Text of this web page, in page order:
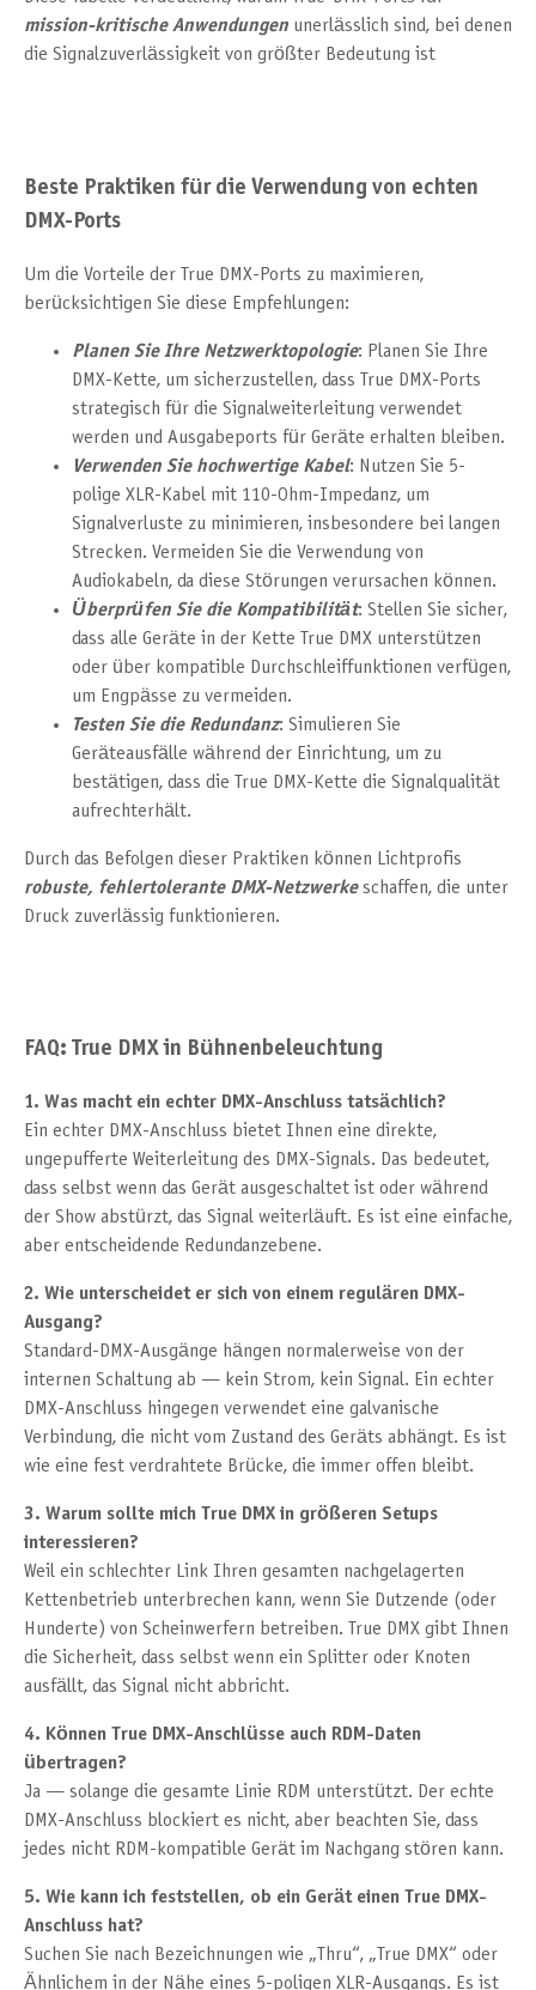
mission-kritische Anwendungen unerlässlich sind, bei denen
die Signalzuverlässigkeit von größter Bedeutung ist
Beste Praktiken für die Verwendung von echten
DMX-Ports
Um die Vorteile der True DMX-Ports zu maximieren,
berücksichtigen Sie diese Empfehlungen:
Planen Sie Ihre Netzwerktopologie: Planen Sie Ihre
DMX-Kette, um sicherzustellen, dass True DMX-Ports
strategisch für die Signalweiterleitung verwendet
werden und Ausgabeports für Geräte erhalten bleiben.
Verwenden Sie hochwertige Kabel: Nutzen Sie 5-
polige XLR-Kabel mit 110-Ohm-Impedanz, um
Signalverluste zu minimieren, insbesondere bei langen
Strecken. Vermeiden Sie die Verwendung von
Audiokabeln, da diese Störungen verursachen können.
Überprüfen Sie die Kompatibilität: Stellen Sie sicher,
dass alle Geräte in der Kette True DMX unterstützen
oder über kompatible Durchschleiffunktionen verfügen,
um Engpässe zu vermeiden.
Testen Sie die Redundanz: Simulieren Sie
Geräteausfälle während der Einrichtung, um zu
bestätigen, dass die True DMX-Kette die Signalqualität
aufrechterhält.
Durch das Befolgen dieser Praktiken können Lichtprofis
robuste, fehlertolerante DMX-Netzwerkeschaffen, die unter
Druck zuverlässig funktionieren.
FAQ: True DMX in Bühnenbeleuchtung
1. Was macht ein echter DMX-Anschluss tatsächlich?
Ein echter DMX-Anschluss bietet Ihnen eine direkte,
ungepufferte Weiterleitung des DMX-Signals. Das bedeutet,
dass selbst wenn das Gerät ausgeschaltet ist oder während
der Show abstürzt, das Signal weiterläuft. Es ist eine einfache,
aber entscheidende Redundanzebene.
2. Wie unterscheidet er sich von einem regulären DMX-
Ausgang?
Standard-DMX-Ausgänge hängen normalerweise von der
internen Schaltung ab — kein Strom, kein Signal. Ein echter
DMX-Anschluss hingegen verwendet eine galvanische
Verbindung, die nicht vom Zustand des Geräts abhängt. Es ist
wie eine fest verdrahtete Brücke, die immer offen bleibt.
3. Warum sollte mich True DMX in größeren Setups
interessieren?
Weil ein schlechter Link Ihren gesamten nachgelagerten
Kettenbetrieb unterbrechen kann, wenn Sie Dutzende (oder
Hunderte) von Scheinwerfern betreiben. True DMX gibt Ihnen
die Sicherheit, dass selbst wenn ein Splitter oder Knoten
ausfällt, das Signal nicht abbricht.
4. Können True DMX-Anschlüsse auch RDM-Daten
übertragen?
Ja — solange die gesamte Linie RDM unterstützt. Der echte
DMX-Anschluss blockiert es nicht, aber beachten Sie, dass
jedes nicht RDM-kompatible Gerät im Nachgang stören kann.
5. Wie kann ich feststellen, ob ein Gerät einen True DMX-
Anschluss hat?
Suchen Sie nach Bezeichnungen wie „Thru“, „True DMX“ oder
Ähnlichem in der Nähe eines 5-poligen XLR-Ausgangs. Es ist